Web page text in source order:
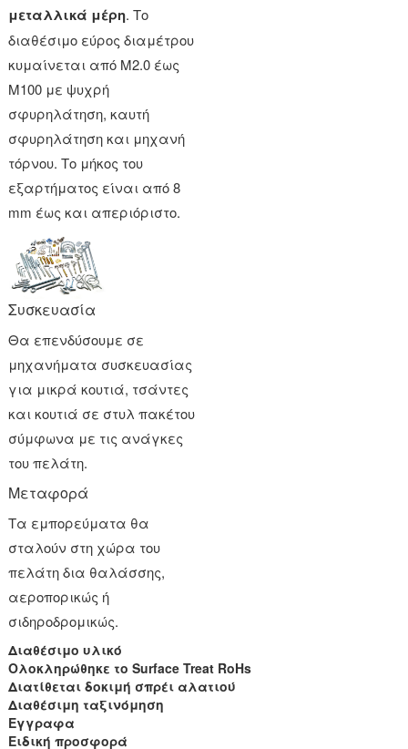
μεταλλικά μέρη. Το
διαθέσιμο εύρος διαμέτρου
κυμαίνεται από M2.0 έως
M100 με ψυχρή
σφυρηλάτηση, καυτή
σφυρηλάτηση και μηχανή
τόρνου. Το μήκος του
εξαρτήματος είναι από 8
mm έως και απεριόριστο.
Συσκευασία
Θα επενδύσουμε σε
μηχανήματα συσκευασίας
για μικρά κουτιά, τσάντες
και κουτιά σε στυλ πακέτου
σύμφωνα με τις ανάγκες
του πελάτη.
Μεταφορά
Τα εμπορεύματα θα
σταλούν στη χώρα του
πελάτη δια θαλάσσης,
αεροπορικώς ή
σιδηροδρομικώς.
Διαθέσιμο υλικό
Ολοκληρώθηκε το Surface Treat RoHs
Διατίθεται δοκιμή σπρέι αλατιού
Διαθέσιμη ταξινόμηση
Εγγραφα
Ειδική προσφορά